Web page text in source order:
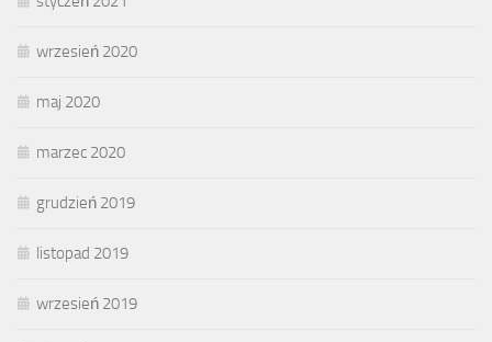
wrzesień 2020
maj 2020
marzec 2020
grudzień 2019
listopad 2019
wrzesień 2019